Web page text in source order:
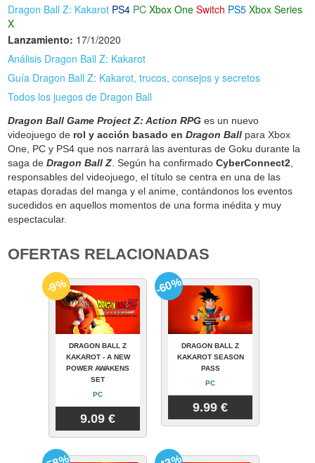
Dragon Ball Z: Kakarot PS4 PC Xbox One Switch PS5 Xbox Series
X
Lanzamiento: 17/1/2020
Análisis Dragon Ball Z: Kakarot
Guía Dragon Ball Z: Kakarot, trucos, consejos y secretos
Todos los juegos de Dragon Ball
Dragon Ball Game Project Z: Action RPG es un nuevo
videojuego de rol y acción basado enDragon Ball para Xbox
One, PC y PS4 que nos narrará las aventuras de Goku durante la
saga deDragon Ball Z. Según ha confirmadoCyberConnect2,
responsables del videojuego, el título se centra en una de las
etapas doradas del manga y el anime, contándonos los eventos
sucedidos en aquellos momentos de una forma inédita y muy
espectacular.
OFERTAS RELACIONADAS
DRAGON BALL Z
KAKAROT - A NEW
POWER AWAKENS
SET
PC
9.09 €
-9%
DRAGON BALL Z
KAKAROT SEASON
PASS
PC
9.99 €
-60%